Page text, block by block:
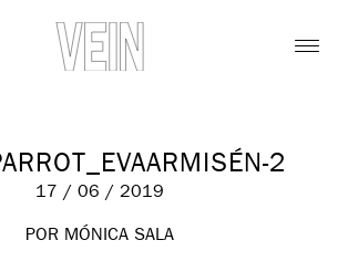
2
17 / 06 / 2019
POR MÓNICA SALA